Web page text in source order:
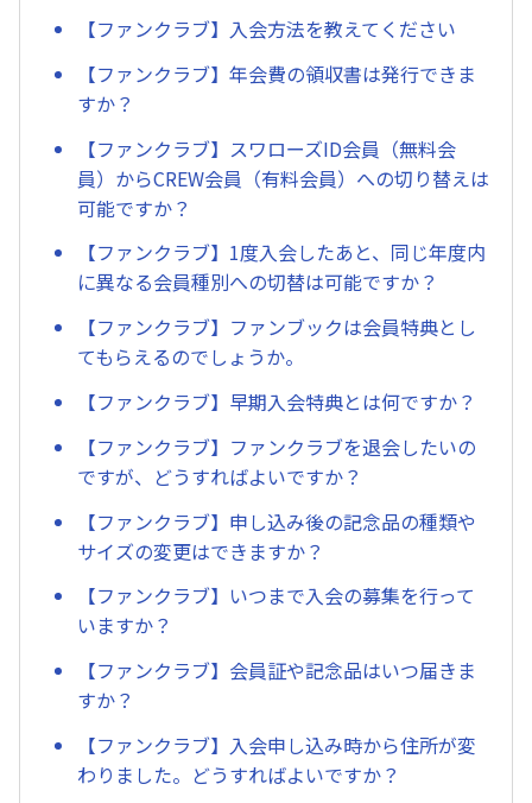
【ファンクラブ】入会方法を教えてください
【ファンクラブ】年会費の領収書は発行できま
すか？
【ファンクラブ】スワローズID会員（無料会
員）からCREW会員（有料会員）への切り替えは
可能ですか？
【ファンクラブ】1度入会したあと、同じ年度内
に異なる会員種別への切替は可能ですか？
【ファンクラブ】ファンブックは会員特典とし
てもらえるのでしょうか。
【ファンクラブ】早期入会特典とは何ですか？
【ファンクラブ】ファンクラブを退会したいの
ですが、どうすればよいですか？
【ファンクラブ】申し込み後の記念品の種類や
サイズの変更はできますか？
【ファンクラブ】いつまで入会の募集を行って
いますか？
【ファンクラブ】会員証や記念品はいつ届きま
すか？
【ファンクラブ】入会申し込み時から住所が変
わりました。どうすればよいですか？